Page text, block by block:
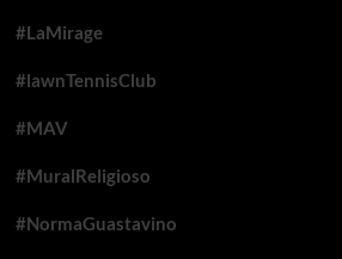
#LaMirage
#lawnTennisClub
#MAV
#MuralReligioso
#NormaGuastavino